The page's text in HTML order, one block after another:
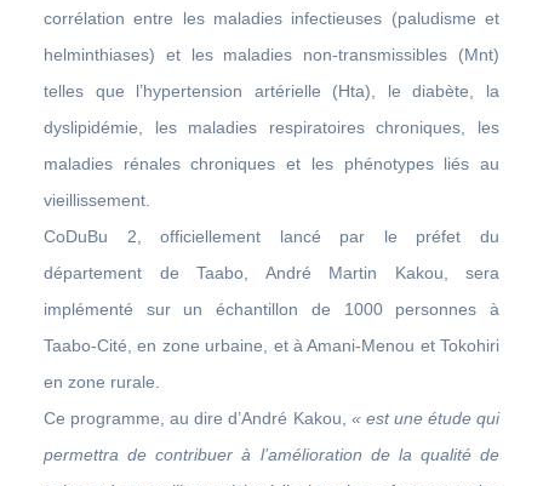
corrélation entre les maladies infectieuses (paludisme et
helminthiases) et les maladies non-transmissibles (Mnt)
telles que l’hypertension artérielle (Hta), le diabète, la
dyslipidémie, les maladies respiratoires chroniques, les
maladies rénales chroniques et les phénotypes liés au
vieillissement.
CoDuBu 2, officiellement lancé par le préfet du
département de Taabo, André Martin Kakou, sera
implémenté sur un échantillon de 1000 personnes à
Taabo-Cité, en zone urbaine, et à Amani-Menou et Tokohiri
en zone rurale.
Ce programme, au dire d’André Kakou, « est une étude qui
permettra de contribuer à l’amélioration de la qualité de